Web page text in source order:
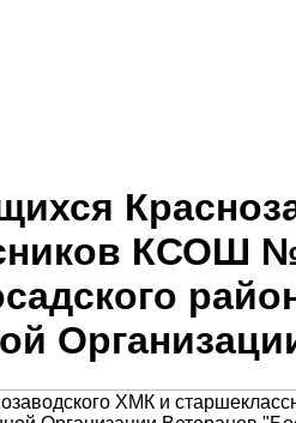
КСОШ